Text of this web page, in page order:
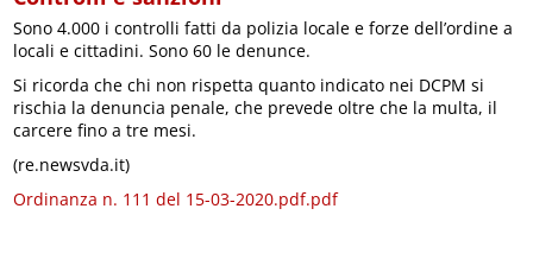
Sono 4.000 i controlli fatti da polizia locale e forze dell’ordine a
locali e cittadini. Sono 60 le denunce.
Si ricorda che chi non rispetta quanto indicato nei DCPM si
rischia la denuncia penale, che prevede oltre che la multa, il
carcere fino a tre mesi.
(re.newsvda.it)
Ordinanza n. 111 del 15-03-2020.pdf.pdf